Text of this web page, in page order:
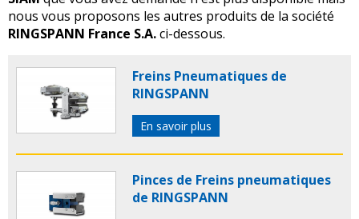
nous vous proposons les autres produits de la société
RINGSPANN France S.A.ci-dessous.
Freins Pneumatiques de
RINGSPANN
En savoir plus
Pinces de Freins pneumatiques
de RINGSPANN